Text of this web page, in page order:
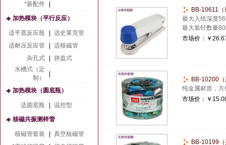
*新配件
加热模块（平行反应）
适平底反应瓶
适史莱克管
适耐压反应管
适核磁管
杂孔式
拼盘式
水槽式（定
制）
加热模块（圆底瓶）
适圆底瓶
温控型
核磁共振测样管
核磁管套装
真空核磁管
BB-10611
最大入纸深度
最大装针数量
市场价： ￥
BB-10200
纯金属材质，
市场价： ￥
BB-10199